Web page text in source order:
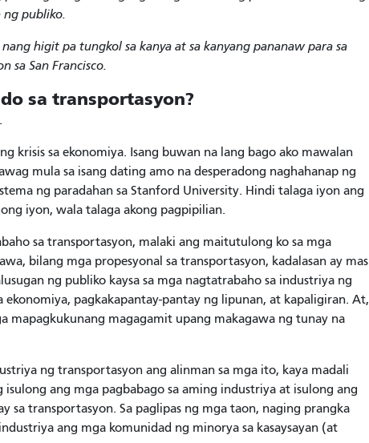
ng publiko.
higit pa tungkol sa kanya at sa kanyang pananaw para sa
sa San Francisco.
sa transportasyon?
krisis sa ekonomiya. Isang buwan na lang bago ako mawalan
mula sa isang dating amo na desperadong naghahanap ng
ng paradahan sa Stanford University. Hindi talaga iyon ang
iyon, wala talaga akong pagpipilian.
sa transportasyon, malaki ang maitutulong ko sa mga
bilang mga propesyonal sa transportasyon, kadalasan ay mas
ng publiko kaysa sa mga nagtatrabaho sa industriya ng
ekonomiya, pagkakapantay-pantay ng lipunan, at kapaligiran. At,
mapagkukunang magagamit upang makagawa ng tunay na
ng transportasyon ang alinman sa mga ito, kaya madali
isulong ang mga pagbabago sa aming industriya at isulong ang
sa transportasyon. Sa paglipas ng mga taon, naging prangka
ang mga komunidad ng minorya sa kasaysayan (at